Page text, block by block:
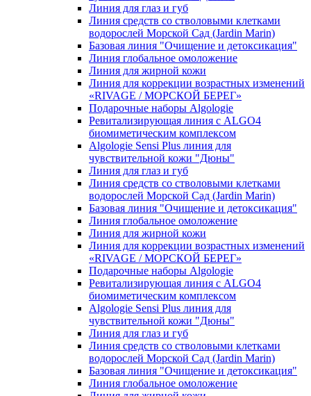
Линия для глаз и губ
Линия средств со стволовыми клетками
водорослей Морской Сад (Jardin Marin)
Базовая линия "Очищение и детоксикация"
Линия глобальное омоложение
Линия для жирной кожи
Линия для коррекции возрастных изменений
«RIVAGE / МОРСКОЙ БЕРЕГ»
Подарочные наборы Algologie
Ревитализирующая линия с ALGO4
биомиметическим комплексом
Algologie Sensi Plus линия для
чувcтвительной кожи "Дюны"
Линия для глаз и губ
Линия средств со стволовыми клетками
водорослей Морской Сад (Jardin Marin)
Базовая линия "Очищение и детоксикация"
Линия глобальное омоложение
Линия для жирной кожи
Линия для коррекции возрастных изменений
«RIVAGE / МОРСКОЙ БЕРЕГ»
Подарочные наборы Algologie
Ревитализирующая линия с ALGO4
биомиметическим комплексом
Algologie Sensi Plus линия для
чувcтвительной кожи "Дюны"
Линия для глаз и губ
Линия средств со стволовыми клетками
водорослей Морской Сад (Jardin Marin)
Базовая линия "Очищение и детоксикация"
Линия глобальное омоложение